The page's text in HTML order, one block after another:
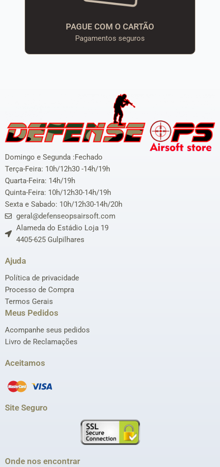
PAGUE COM O CARTÃO
Pagamentos seguros
Domingo e Segunda :Fechado
Terça-Feira: 10h/12h30 -14h/19h
Quarta-Feira: 14h/19h
Quinta-Feira: 10h/12h30-14h/19h
Sexta e Sabado: 10h/12h30-14h/20h
geral@defenseopsairsoft.com
Alameda do Estádio Loja 19
4405-625 Gulpilhares
Ajuda
Política de privacidade
Processo de Compra
Termos Gerais
Meus Pedidos
Acompanhe seus pedidos
Livro de Reclamações
Aceitamos
Site Seguro
Onde nos encontrar